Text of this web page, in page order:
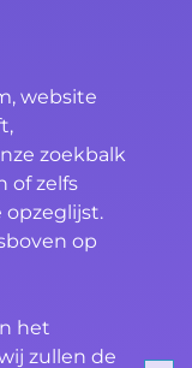
website
zoekbalk
of zelfs
opzeglijst.
op
het
zullen de